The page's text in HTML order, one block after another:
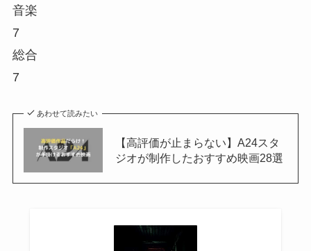
音楽
7
総合
7
あわせて読みたい
【高評価が止まらない】A24スタ
ジオが制作したおすすめ映画28選